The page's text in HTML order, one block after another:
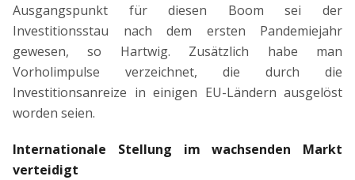
Ausgangspunkt für diesen Boom sei der
Investitionsstau nach dem ersten Pandemiejahr
gewesen, so Hartwig. Zusätzlich habe man
Vorholimpulse verzeichnet, die durch die
Investitionsanreize in einigen EU-Ländern ausgelöst
worden seien.
Internationale Stellung im wachsenden Markt
verteidigt